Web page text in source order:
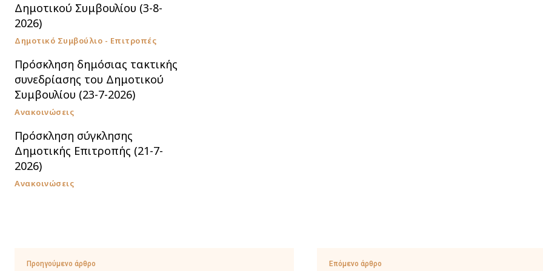
Δημοτικού Συμβουλίου (3-8-
2026)
Δημοτικό Συμβούλιο - Επιτροπές
Πρόσκληση δημόσιας τακτικής
συνεδρίασης του Δημοτικού
Συμβουλίου (23-7-2026)
Ανακοινώσεις
Πρόσκληση σύγκλησης
Δημοτικής Επιτροπής (21-7-
2026)
Ανακοινώσεις
Προηγούμενο άρθρο Επόμενο άρθρο